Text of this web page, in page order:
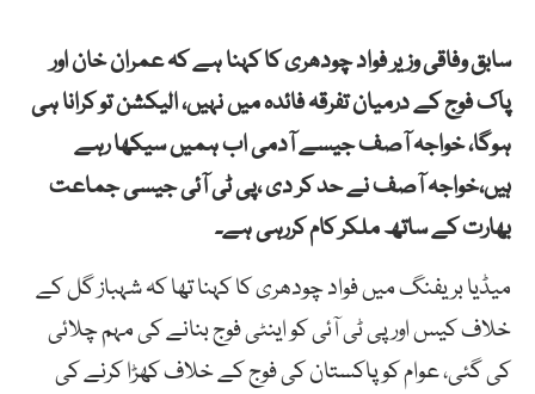
سابق وفاقی وزیر فواد چودھری کا کہنا ہے کہ عمران خان اور
پاک فوج کے درمیان تفرقہ فائدہ میں نہیں، الیکشن تو کرانا ہی
ہوگا، خواجہ آصف جیسے آدمی اب ہمیں سیکھا رہے
ہیں،خواجہ آصف نے حد کر دی ،پی ٹی آئی جیسی جماعت
بھارت کے ساتھ ملکر کام کررہی ہے۔
میڈیا بریفنگ میں فواد چودھری کا کہنا تھا کہ شہباز گل کے
خلاف کیس اور پی ٹی آئی کو اینٹی فوج بنانے کی مہم چلائی
کی گئی، عوام کو پاکستان کی فوج کے خلاف کھڑا کرنے کی